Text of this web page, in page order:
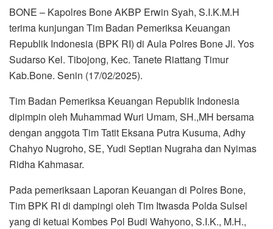
BONE – Kapolres Bone AKBP Erwin Syah, S.I.K.M.H
terima kunjungan Tim Badan Pemeriksa Keuangan
Republik Indonesia (BPK RI) di Aula Polres Bone Jl. Yos
Sudarso Kel. Tibojong, Kec. Tanete Riattang Timur
Kab.Bone. Senin (17/02/2025).
Tim Badan Pemeriksa Keuangan Republik Indonesia
dipimpin oleh Muhammad Wuri Umam, SH.,MH bersama
dengan anggota Tim Tatit Eksana Putra Kusuma, Adhy
Chahyo Nugroho, SE, Yudi Septian Nugraha dan Nyimas
Ridha Kahmasar.
Pada pemeriksaan Laporan Keuangan di Polres Bone,
Tim BPK RI di dampingi oleh Tim Itwasda Polda Sulsel
yang di ketuai Kombes Pol Budi Wahyono, S.I.K., M.H.,